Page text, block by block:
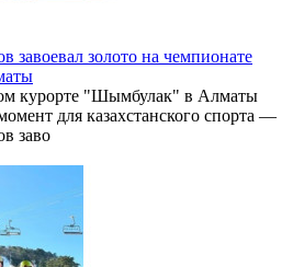
золото на чемпионате
курорте "Шымбулак" в Алматы
для казахстанского спорта —
заво